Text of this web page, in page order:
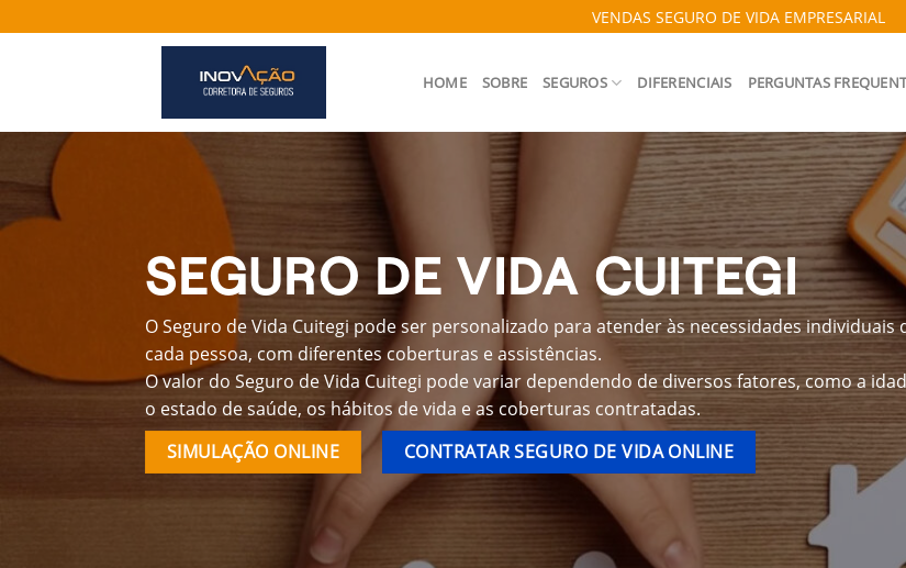
to
VENDAS SEGURO DE VIDA EMPRESARIAL
HOME SOBRE SEGUROS DIFERENCIAIS PERGUNTAS
SEGURO DE VIDA CUITEGI
O Seguro de Vida Cuitegi pode ser personalizado para atender às necessidades individuais
cada pessoa, com diferentes coberturas e assistências.
O valor do Seguro de Vida Cuitegi pode variar dependendo de diversos fatores, como a
o estado de saúde, os hábitos de vida e as coberturas contratadas.
SIMULAÇÃO ONLINE
CONTRATAR SEGURO DE VIDA ONLINE